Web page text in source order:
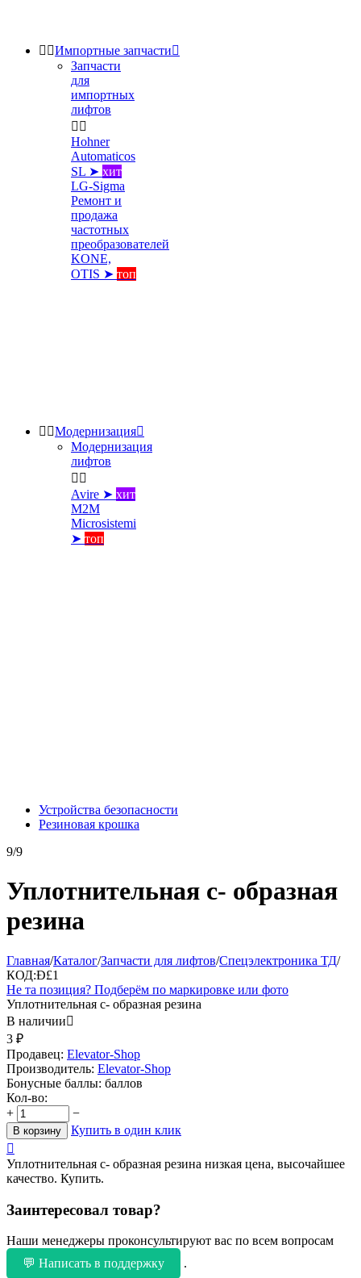
 Импортные запчасти
Запчасти
для
импортных
лифтов
 
Hohner
Automaticos
SL ➤ хит
LG-Sigma
Ремонт и
продажа
частотных
преобразователей
KONE,
OTIS ➤ топ
 Модернизация
Модернизация
лифтов
 
Avire ➤ хит
M2M
Microsistemi
➤ топ
Устройства безопасности
Резиновая крошка
9/9
Уплотнительная с- образная
резина
Главная/Каталог/Запчасти для лифтов/Спецэлектроника ТД/
КОД:Ð£1
Не та позиция? Подберём по маркировке или фото
Уплотнительная с- образная резина
В наличии
3 ₽
Продавец: Elevator-Shop
Производитель: Elevator-Shop
Бонусные баллы: баллов
Кол-во:
+
−
В корзину
Купить в один клик

Уплотнительная с- образная резина низкая цена, высочайшее
качество. Купить.
Заинтересовал товар?
Наши менеджеры проконсультируют вас по всем вопросам
💬 Написать в поддержку
.